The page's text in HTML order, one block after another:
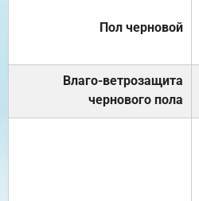
Пол черновой
Влаго-ветрозащита
чернового пола